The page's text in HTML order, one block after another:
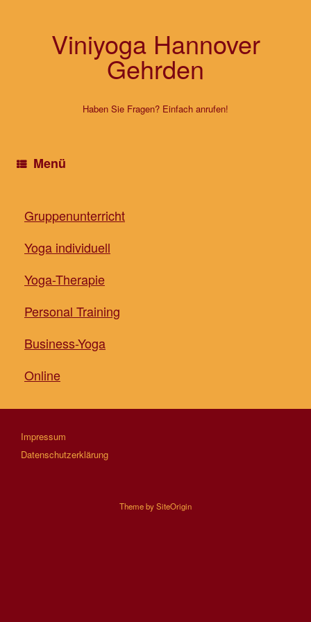
Viniyoga Hannover
Gehrden
Haben Sie Fragen? Einfach anrufen!
Menü
Gruppenunterricht
Yoga individuell
Yoga-Therapie
Personal Training
Business-Yoga
Online
Impressum
Datenschutzerklärung
Theme bySiteOrigin